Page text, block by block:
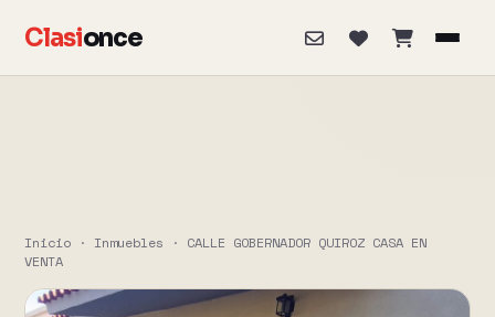
Clasionce
Inicio · Inmuebles · CALLE GOBERNADOR QUIROZ CASA EN
VENTA